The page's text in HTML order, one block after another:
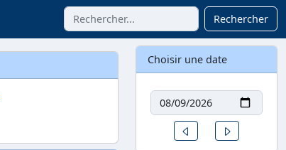
Rechercher
Choisir une date
Date
Un jour avant